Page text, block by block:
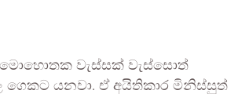
මොහොතක වැස්සක් වැස්සොත්
යනවා. ඒ අයිතිකාර මිනිස්සුත්